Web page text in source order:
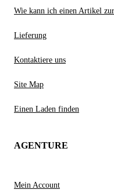
Wie kann ich einen Artikel
Lieferung
Kontaktiere uns
Site Map
Einen Laden finden
AGENTURE
Mein Account